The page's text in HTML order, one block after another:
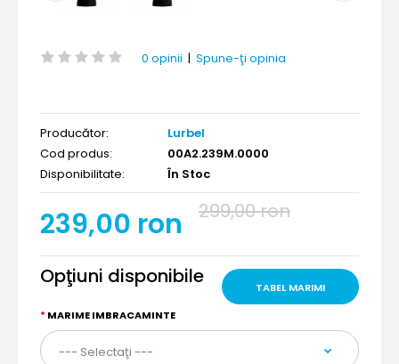
0 opinii | Spune-ţi opinia
Producător:
Lurbel
Cod produs:
00A2.239M.0000
Disponibilitate:
În Stoc
239,00 ron 299,00 ron
TABEL MARIMI
Opţiuni disponibile
MARIME IMBRACAMINTE